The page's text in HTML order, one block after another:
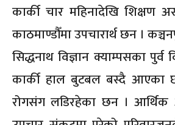
कार्की चार महिनादेखि शिक्षण
काठमाण्डौँमा उपचारार्थ छन ।
सिद्धनाथ विज्ञान क्याम्पसका पुर्व
कार्की हाल बुटबल बस्दै आएका
रोगसंग लडिरहेका छन । आर्थिक